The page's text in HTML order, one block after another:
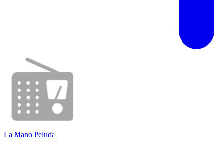
La Mano Peluda